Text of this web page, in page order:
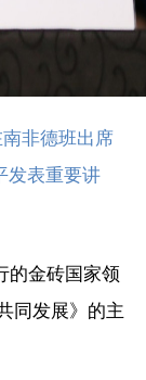
非德班出席
发表重要讲
的金砖国家领
同发展》的主